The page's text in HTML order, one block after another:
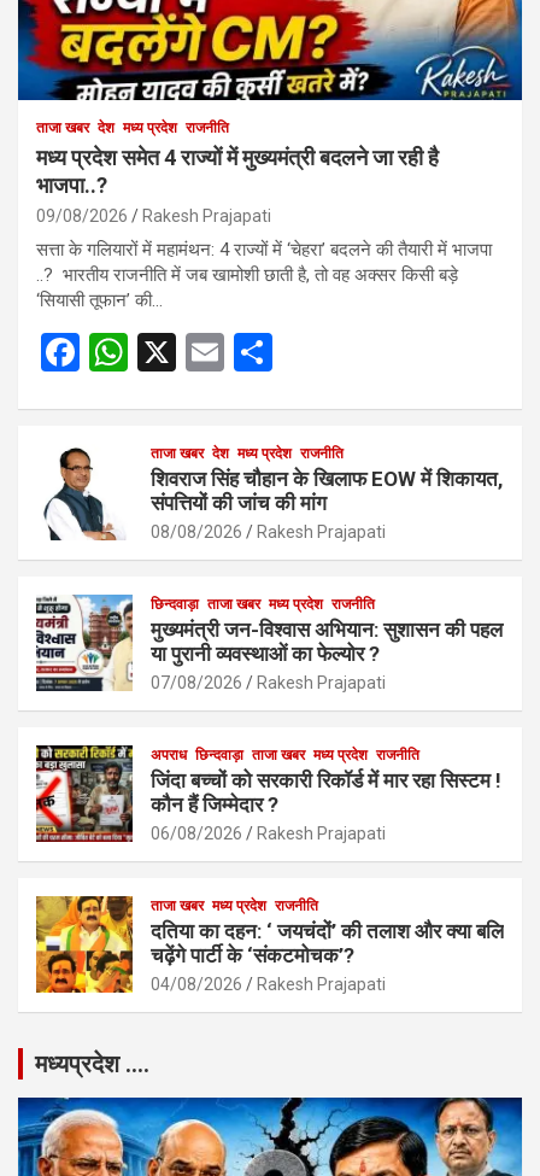
ताजा खबर देश मध्य प्रदेश राजनीति
मध्य प्रदेश समेत 4 राज्यों में मुख्यमंत्री बदलने जा रही है
भाजपा..?
09/08/2026 Rakesh Prajapati
सत्ता के गलियारों में महामंथन: 4 राज्यों में ‘चेहरा’ बदलने की तैयारी में भाजपा
..? भारतीय राजनीति में जब खामोशी छाती है, तो वह अक्सर किसी बड़े
‘सियासी तूफान’ की…
F
b
o
o
k
W
A
p
X
E
e
ताजा खबर देश मध्य प्रदेश राजनीति
शिवराज सिंह चौहान के खिलाफ EOW में शिकायत,
संपत्तियों की जांच की मांग
08/08/2026 Rakesh Prajapati
छिन्दवाड़ा ताजा खबर मध्य प्रदेश राजनीति
मुख्यमंत्री जन-विश्वास अभियान: सुशासन की पहल
या पुरानी व्यवस्थाओं का फेल्योर ?
07/08/2026 Rakesh Prajapati
अपराध छिन्दवाड़ा ताजा खबर मध्य प्रदेश राजनीति
जिंदा बच्चों को सरकारी रिकॉर्ड में मार रहा सिस्टम !
कौन हैं जिम्मेदार ?
06/08/2026 Rakesh Prajapati
ताजा खबर मध्य प्रदेश राजनीति
दतिया का दहन: ‘ जयचंदों’ की तलाश और क्या बलि
चढ़ेंगे पार्टी के ‘संकटमोचक’?
04/08/2026 Rakesh Prajapati
मध्यप्रदेश ….